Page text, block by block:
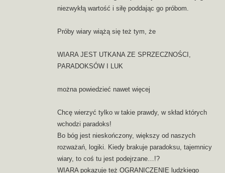
niezwykłą wartość i siłę poddając go próbom.
Próby wiary wiążą się też tym, że
WIARA JEST UTKANA ZE SPRZECZNOŚCI,
PARADOKSÓW I LUK
można powiedzieć nawet więcej
Chcę wierzyć tylko w takie prawdy, w skład których
wchodzi paradoks!
Bo bóg jest nieskończony, większy od naszych
rozważań, logiki. Kiedy brakuje paradoksu, tajemnicy
wiary, to coś tu jest podejrzane…!?
WIARA pokazuje też OGRANICZENIE ludzkiego